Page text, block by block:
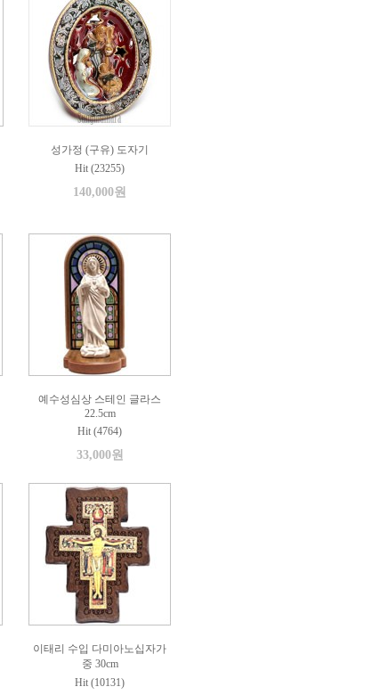
성가정 (구유) 도자기
Hit (23255)
140,000원
예수성심상 스테인 글라스
22.5cm
Hit (4764)
33,000원
이태리 수입 다미아노십자가
중 30cm
Hit (10131)